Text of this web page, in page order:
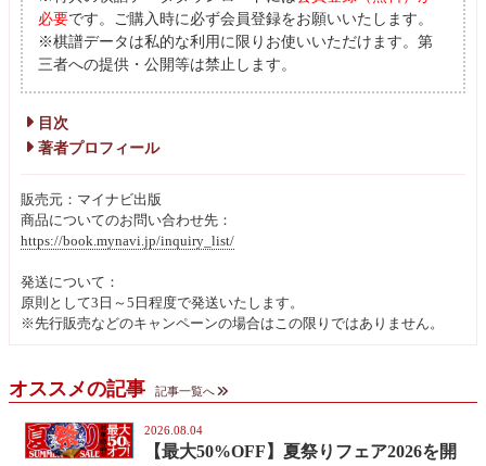
必要です。ご購入時に必ず会員登録をお願いいたします。
※棋譜データは私的な利用に限りお使いいただけます。第
三者への提供・公開等は禁止します。
目次
著者プロフィール
販売元：マイナビ出版
商品についてのお問い合わせ先：
https://book.mynavi.jp/inquiry_list/
発送について：
原則として3日～5日程度で発送いたします。
※先行販売などのキャンペーンの場合はこの限りではありません。
オススメの記事 記事一覧へ
2026.08.04
【最大50%OFF】夏祭りフェア2026を開